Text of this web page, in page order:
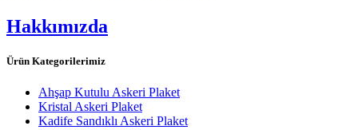
Hakkımızda
Ürün Kategorilerimiz
Ahşap Kutulu Askeri Plaket
Kristal Askeri Plaket
Kadife Sandıklı Askeri Plaket